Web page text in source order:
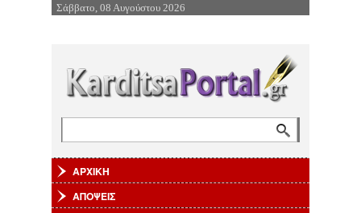
Επιστροφή στην Πλοήγηση
Σάββατο, 08 Αυγούστου 2026
ΑΡΧΙΚΗ
ΑΠΟΨΕΙΣ